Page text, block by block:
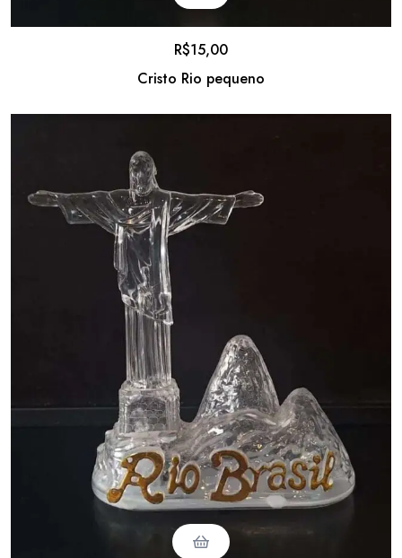
Cristo Rio pequeno
R$15,00